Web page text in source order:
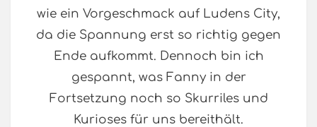
wie ein Vorgeschmack auf Ludens City,
da die Spannung erst so richtig gegen
Ende aufkommt. Dennoch bin ich
gespannt, was Fanny in der
Fortsetzung noch so Skurriles und
Kurioses für uns bereithält.